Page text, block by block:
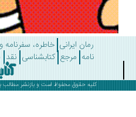
رمان ایرانی خاطره، سفرنامه و روایت
مرجع کتابشناسی نقد بایگانی
کلیه حقوق محفوظ است و بازنشر مطالب با ذکر